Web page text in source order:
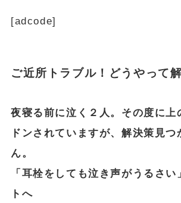
[adcode]
ご近所トラブル！どうやって
夜寝る前に泣く２人。その度に上
ドンされていますが、解決策見つ
ん。
「耳栓をしても泣き声がうるさ
トへ